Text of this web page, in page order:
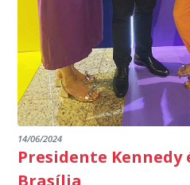
14/06/2024
Presidente Kennedy